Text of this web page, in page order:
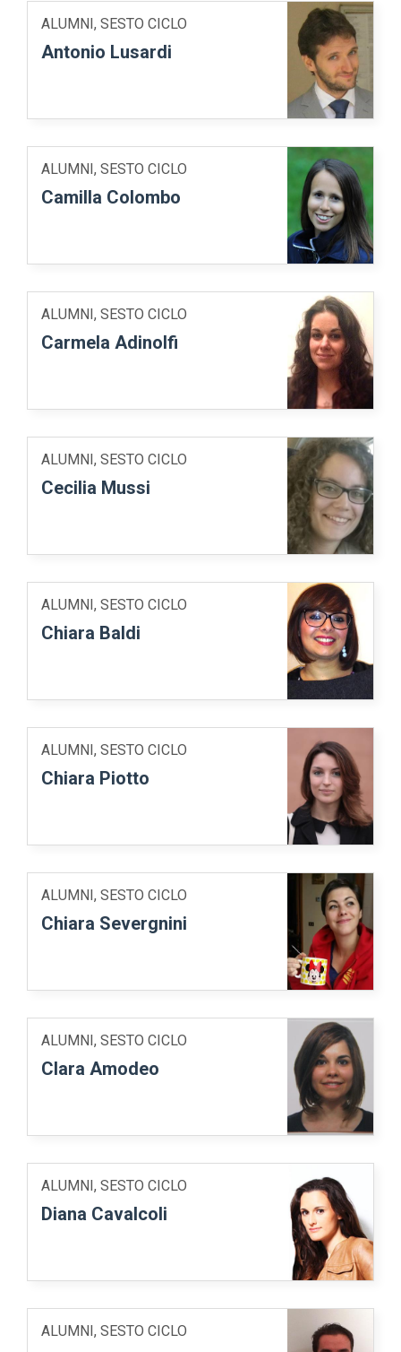
ALUMNI, SESTO CICLO
Antonio Lusardi
ALUMNI, SESTO CICLO
Camilla Colombo
ALUMNI, SESTO CICLO
Carmela Adinolfi
ALUMNI, SESTO CICLO
Cecilia Mussi
ALUMNI, SESTO CICLO
Chiara Baldi
ALUMNI, SESTO CICLO
Chiara Piotto
ALUMNI, SESTO CICLO
Chiara Severgnini
ALUMNI, SESTO CICLO
Clara Amodeo
ALUMNI, SESTO CICLO
Diana Cavalcoli
ALUMNI, SESTO CICLO